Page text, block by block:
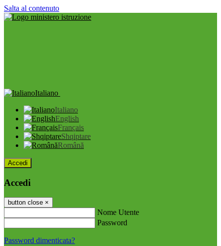
Salta al contenuto
Italiano
Italiano
English
Français
Shqiptare
Română
Accedi
Accedi
button close ×
Nome Utente
Password
Password dimenticata?